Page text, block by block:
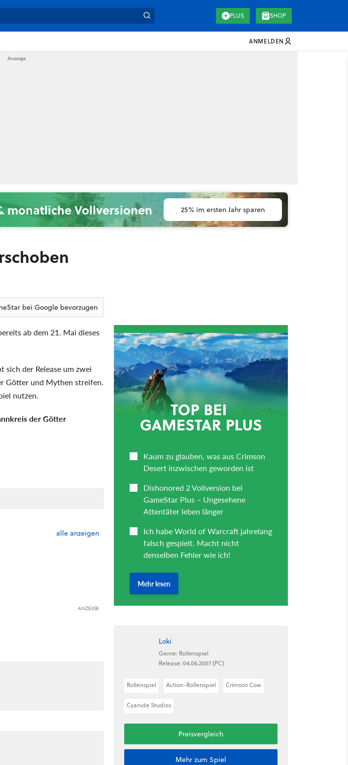
PLUS SHOP
ANMELDEN
monatliche Vollversionen 25% im ersten Jahr sparen
bei Google bevorzugen
ab dem 21. Mai dieses
der Release um zwei
Götter und Mythen streifen.
nutzen.
der Götter
alle anzeigen
ANZEIGE
Loki
Genre: Rollenspiel
Release: 04.06.2007 (PC)
Rollenspiel Action-Rollenspiel Crimson Cow
Cyanide Studios
Preisvergleich
Mehr zum Spiel